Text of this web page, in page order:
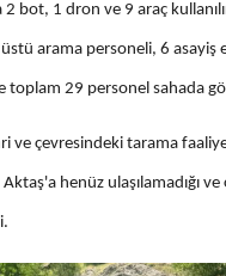
2 bot, 1 dron ve 9 araç
arama personeli, 6 asayiş
toplam 29 personel sahada
ve çevresindeki tarama
henüz ulaşılamadığı ve